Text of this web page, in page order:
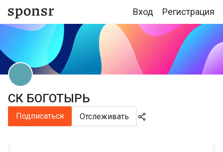
Вход Регистрация
СК БОГОТЫРЬ
Подписаться Отслеживать